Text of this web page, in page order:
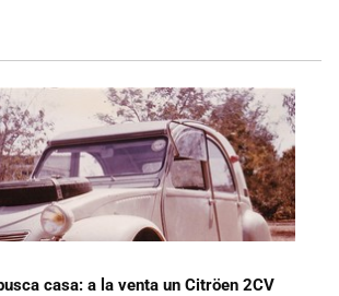
casa: a la venta un Citröen 2CV